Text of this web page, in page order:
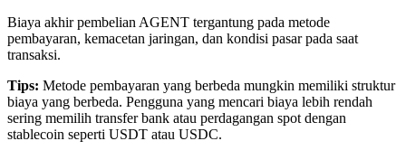
Layanan pinjaman yang didukung Crypto
Biaya akhir pembelian AGENT tergantung pada metode
pembayaran, kemacetan jaringan, dan kondisi pasar pada saat
transaksi.
Tips: Metode pembayaran yang berbeda mungkin memiliki struktur
biaya yang berbeda. Pengguna yang mencari biaya lebih rendah
sering memilih transfer bank atau perdagangan spot dengan
stablecoin seperti USDT atau USDC.